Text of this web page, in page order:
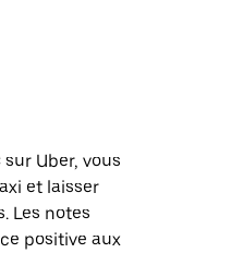
Uber, vous
et laisser
Les notes
positive aux